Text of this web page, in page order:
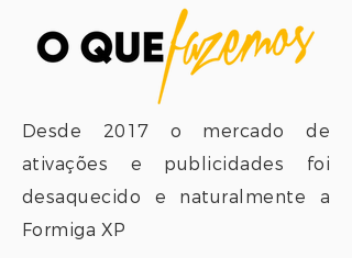
Desde 2017 o mercado de
ativações e publicidades foi
desaquecido e naturalmente a
Formiga XP